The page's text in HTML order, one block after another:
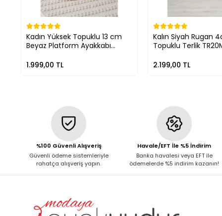
Kadın Yüksek Topuklu 13 cm
Beyaz Platform Ayakkabı
1.999,00 TL
Kalın Siyah Rugan
Topuklu Terlik
2.199,00 TL
%100 Güvenli Alışveriş
Güvenli ödeme sistemleriyle
rahatça alışveriş yapın.
Havale/EFT İle %5 İndirim
Banka havalesi veya EFT ile
ödemelerde %5 indirim kazanın!